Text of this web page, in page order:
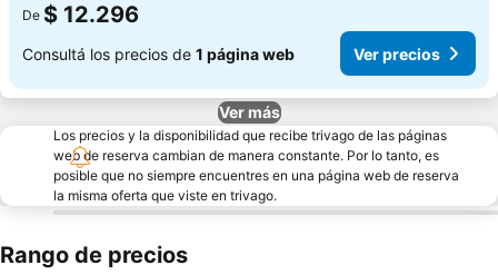
De $ 12.296
Consultá los precios de 1 página web Ver precios
Ver más
Los precios y la disponibilidad que recibe trivago de las páginas
web de reserva cambian de manera constante. Por lo tanto, es
posible que no siempre encuentres en una página web de reserva
la misma oferta que viste en trivago.
Rango de precios